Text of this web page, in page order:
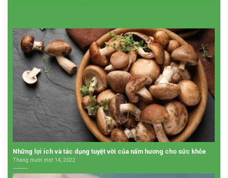
Những lợi ích và tác dụng tuyệt vời của nấm hương cho sức khỏe
Tháng mười một 14, 2022